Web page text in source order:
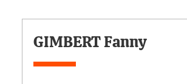
GIMBERT Fanny